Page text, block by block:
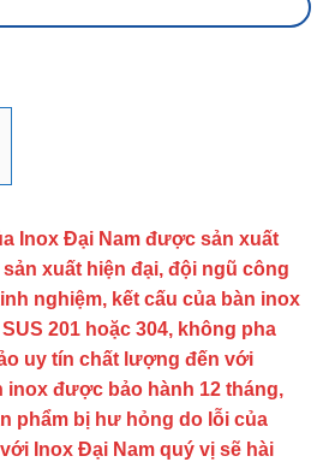
Inox Đại Nam được sản xuất
xuất hiện đại, đội ngũ công
nghiệm, kết cấu của bàn inox
201 hoặc 304, không pha
uy tín chất lượng đến với
inox được bảo hành 12 tháng,
phẩm bị hư hỏng do lỗi của
Inox Đại Nam quý vị sẽ hài